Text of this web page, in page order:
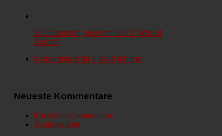
30 Gitarristen gesucht! Noirs “Wall of
Sound”
Kindergitarre für 6 bis 8 jährige
Neueste Kommentare
Kürzliche Kommentare
Schlagwörter